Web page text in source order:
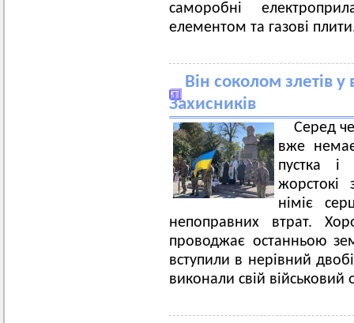
саморобні
елементом та газові
Він соколом злетів у
Захисників
Серед
вже
пустка і
жорстокі
німіє
непоправних втрат.
проводжає останньою
вступили в нерівний
виконали свій військовий